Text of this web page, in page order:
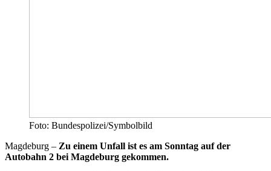
Foto: Bundespolizei/Symbolbild
Magdeburg – Zu einem Unfall ist es am Sonntag auf der
Autobahn 2 bei Magdeburg gekommen.